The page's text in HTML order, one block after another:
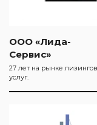
ООО «Лида-
Сервис»
27 лет на рынке
услуг.